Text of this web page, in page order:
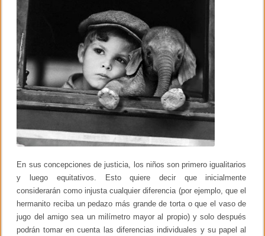
En sus concepciones de justicia, los niños son primero igualitarios
y luego equitativos. Esto quiere decir que inicialmente
considerarán como injusta cualquier diferencia (por ejemplo, que el
hermanito reciba un pedazo más grande de torta o que el vaso de
jugo del amigo sea un milímetro mayor al propio) y solo después
podrán tomar en cuenta las diferencias individuales y su papel al